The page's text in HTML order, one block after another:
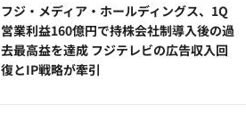
フジ・メディア・ホールディングス、1Q
営業利益160億円で持株会社制導入後の過
去最高益を達成 フジテレビの広告収入回
復とIP戦略が牽引